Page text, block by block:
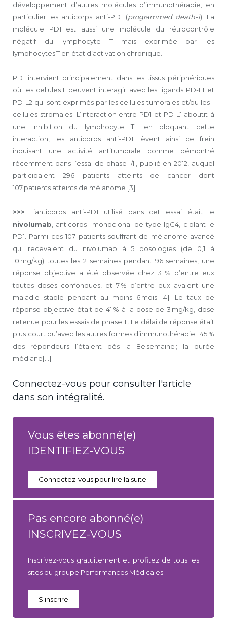
développement d’autres molécules d’immunothérapie, en
particulier les anticorps anti-PD1 (programmed death-1). La
molécule PD1 est aussi une molécule du rétrocontrôle
négatif du lymphocyte T mais exprimée par les
lymphocytes T en état d’activation chronique.
PD1 intervient principalement dans les tissus périphériques
où les cellules T peuvent interagir avec les ligands PD-L1 et
PD-L2 qui sont exprimés par les cellules tumorales et/ou les -
cellules stromales. L’interaction entre PD1 et PD-L1 aboutit à
une inhibition du lymphocyte T ; en bloquant cette
interaction, les anticorps anti-PD1 lèvent ainsi ce frein
induisant une activité antitumorale comme démontré
récemment dans l’essai de phase I/‌II, publié en 2012, auquel
participaient 296 patients atteints de cancer dont
107 patients atteints de mélanome [3].
>>> L’anticorps anti-PD1 utilisé dans cet essai était le
nivolumab, anticorps -monoclonal de type IgG4, ciblant le
PD1. Parmi ces 107 patients souffrant de mélanome avancé
qui recevaient du nivolumab à 5 posologies (de 0,1 à
10 mg/kg) toutes les 2 semaines pendant 96 semaines, une
réponse objective a été observée chez 31 % d’entre eux
toutes doses confondues, et 7 % d’entre eux avaient une
maladie stable pendant au moins 6 mois [4]. Le taux de
réponse objective était de 41 % à la dose de 3 mg/kg, dose
retenue pour les essais de phase III. Le délai de réponse était
plus court qu’avec les autres formes d’immunothérapie : 45 %
des répondeurs l’étaient dès la 8e semaine ; la durée
médiane[...]
Connectez-vous pour consulter l'article
dans son intégralité.
Vous êtes abonné(e)
IDENTIFIEZ-VOUS
Connectez-vous pour lire la suite
Pas encore abonné(e)
INSCRIVEZ-VOUS
Inscrivez-vous gratuitement et profitez de tous les
sites du groupe Performances Médicales
S'inscrire